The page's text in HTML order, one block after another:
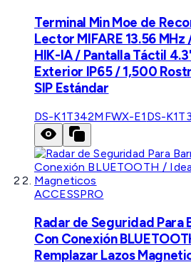
Terminal Min Moe de
Lector MIFARE 13.56 MHz
HIK-IA / Pantalla Táctil
Exterior IP65 / 1,500
SIP Estándar
DS-K1T342MFWX-E1 DS-
ACCESSPRO
Radar de Seguridad Para
Con Conexión
Remplazar Lazos